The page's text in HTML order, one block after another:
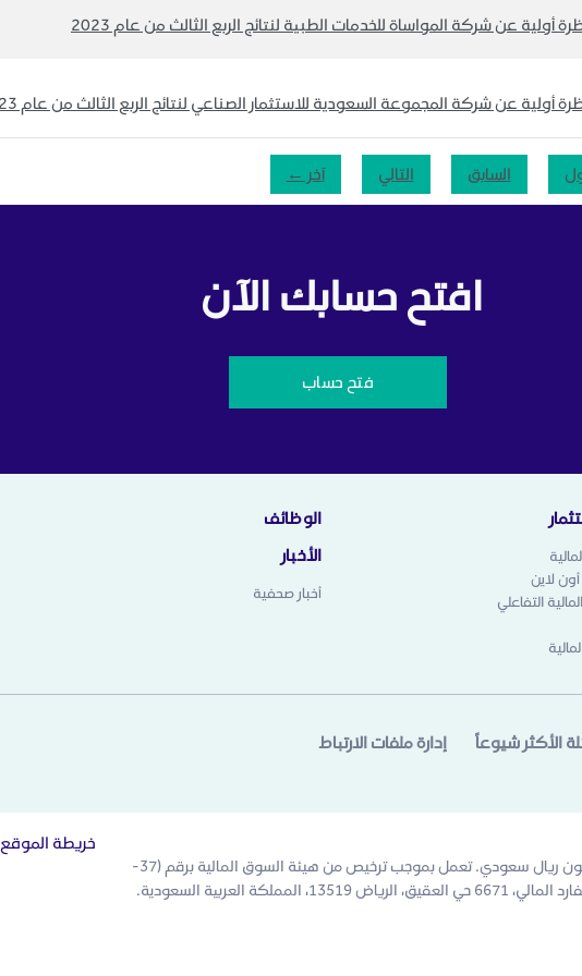
أولية عن شركة المواساة للخدمات الطبية لنتائج الربع الثالث من عام 2023
أولية عن شركة المجموعة السعودية للاستثمار الصناعي لنتائج الربع الثالث من عام 2023
السابق التالي آخر ←
افتح حسابك الآن
فتح حساب
أون لاين
التفاعلي
الوظائف
الأخبار
أخبار صحفية
الأكثر شيوعاً إدارة ملفات الارتباط
الرياض المالية شركة مساهمة مقفلة. رأس المال المدفوع 500 مليون ريال سعودي. تعمل بموجب ترخيص من هيئة السوق المالية برقم (37-
خريطة الموقع